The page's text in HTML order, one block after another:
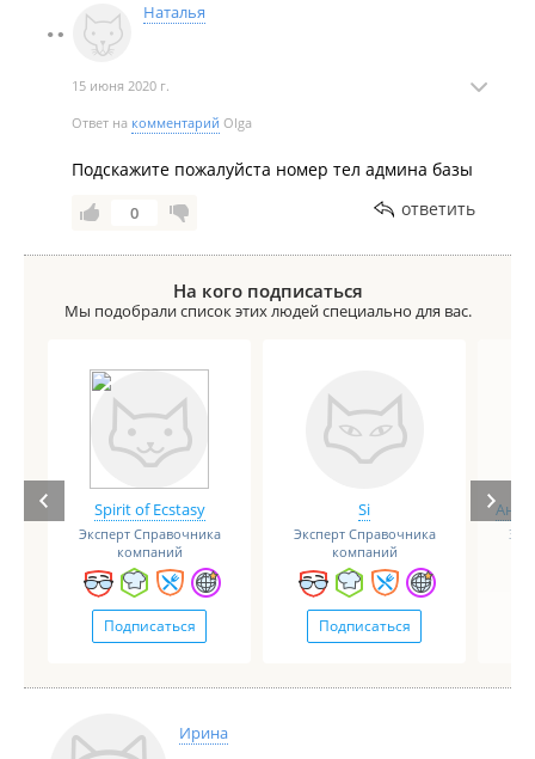
Наталья
15 июня 2020 г.
Ответ на комментарий Olga
Подскажите пожалуйста номер тел админа базы
0 ответить
На кого подписаться
Мы подобрали список этих людей специально для вас.
Spirit of Ecstasy
Эксперт Справочника
компаний
Подписаться
Si
Эксперт Справочника
компаний
Подписаться
Ирина